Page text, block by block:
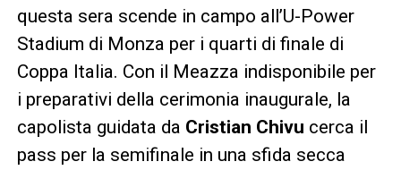
questa sera scende in campo all’U-Power
Stadium di Monza per i quarti di finale di
Coppa Italia. Con il Meazza indisponibile per
i preparativi della cerimonia inaugurale, la
capolista guidata da Cristian Chivu cerca il
pass per la semifinale in una sfida secca